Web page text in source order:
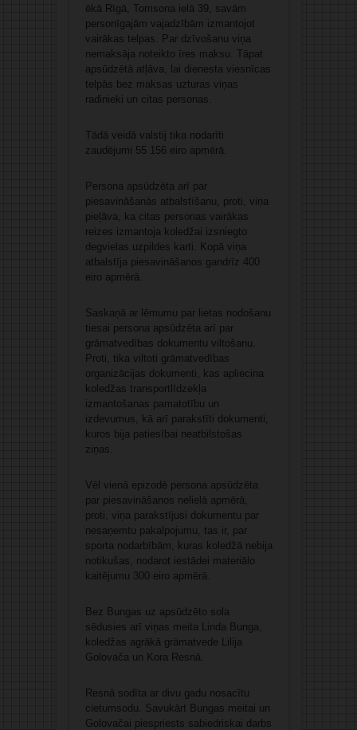
ēkā Rīgā, Tomsona ielā 39, savām
personīgajām vajadzībām izmantojot
vairākas telpas. Par dzīvošanu viņa
nemaksāja noteikto īres maksu. Tāpat
apsūdzētā atļāva, lai dienesta viesnīcas
telpās bez maksas uzturas viņas
radinieki un citas personas.
Tādā veidā valstij tika nodarīti
zaudējumi 55 156 eiro apmērā.
Persona apsūdzēta arī par
piesavināšanās atbalstīšanu, proti, viņa
pieļāva, ka citas personas vairākas
reizes izmantoja koledžai izsniegto
degvielas uzpildes karti. Kopā viņa
atbalstīja piesavināšanos gandrīz 400
eiro apmērā.
Saskaņā ar lēmumu par lietas nodošanu
tiesai persona apsūdzēta arī par
grāmatvedības dokumentu viltošanu.
Proti, tika viltoti grāmatvedības
organizācijas dokumenti, kas apliecina
koledžas transportlīdzekļa
izmantošanas pamatotību un
izdevumus, kā arī parakstīti dokumenti,
kuros bija patiesībai neatbilstošas
ziņas.
Vēl vienā epizodē persona apsūdzēta
par piesavināšanos nelielā apmērā,
proti, viņa parakstījusi dokumentu par
nesaņemtu pakalpojumu, tas ir, par
sporta nodarbībām, kuras koledžā nebija
notikušas, nodarot iestādei materiālo
kaitējumu 300 eiro apmērā.
Bez Bungas uz apsūdzēto sola
sēdusies arī viņas meita Linda Bunga,
koledžas agrākā grāmatvede Lilija
Golovača un Kora Resnā.
Resnā sodīta ar divu gadu nosacītu
cietumsodu. Savukārt Bungas meitai un
Golovačai piespriests sabiedriskai darbs